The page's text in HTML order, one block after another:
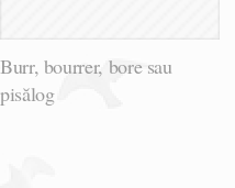
Burr, bourrer, bore sau
pisălog